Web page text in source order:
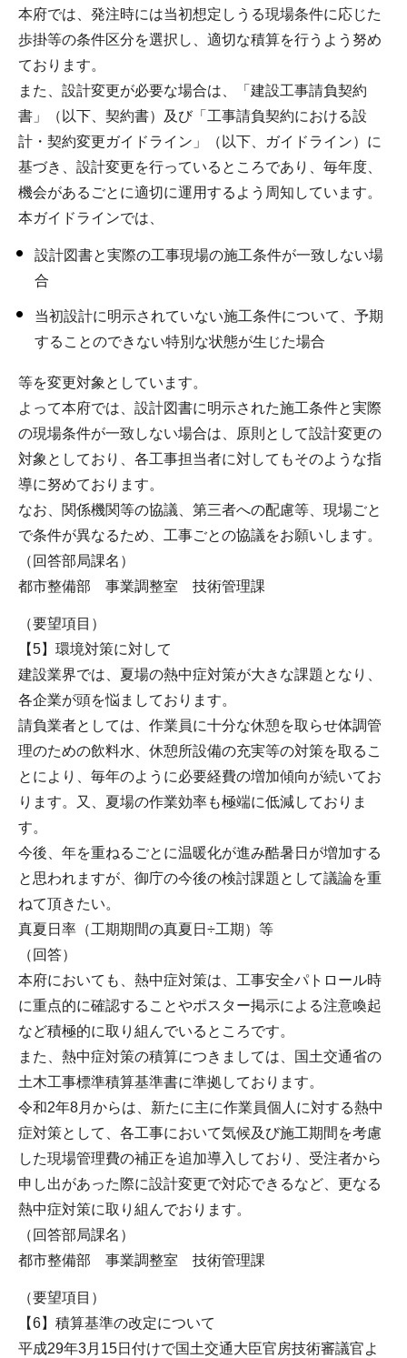
本府では、発注時には当初想定しうる現場条件に応じた
歩掛等の条件区分を選択し、適切な積算を行うよう努め
ております。
また、設計変更が必要な場合は、「建設工事請負契約
書」（以下、契約書）及び「工事請負契約における設
計・契約変更ガイドライン」（以下、ガイドライン）に
基づき、設計変更を行っているところであり、毎年度、
機会があるごとに適切に運用するよう周知しています。
本ガイドラインでは、
設計図書と実際の工事現場の施工条件が一致しない場
合
当初設計に明示されていない施工条件について、予期
することのできない特別な状態が生じた場合
等を変更対象としています。
よって本府では、設計図書に明示された施工条件と実際
の現場条件が一致しない場合は、原則として設計変更の
対象としており、各工事担当者に対してもそのような指
導に努めております。
なお、関係機関等の協議、第三者への配慮等、現場ごと
で条件が異なるため、工事ごとの協議をお願いします。
（回答部局課名）
都市整備部 事業調整室 技術管理課
（要望項目）
【5】環境対策に対して
建設業界では、夏場の熱中症対策が大きな課題となり、
各企業が頭を悩ましております。
請負業者としては、作業員に十分な休憩を取らせ体調管
理のための飲料水、休憩所設備の充実等の対策を取るこ
とにより、毎年のように必要経費の増加傾向が続いてお
ります。又、夏場の作業効率も極端に低減しておりま
す。
今後、年を重ねるごとに温暖化が進み酷暑日が増加する
と思われますが、御庁の今後の検討課題として議論を重
ねて頂きたい。
真夏日率（工期期間の真夏日÷工期）等
（回答）
本府においても、熱中症対策は、工事安全パトロール時
に重点的に確認することやポスター掲示による注意喚起
など積極的に取り組んでいるところです。
また、熱中症対策の積算につきましては、国土交通省の
土木工事標準積算基準書に準拠しております。
令和2年8月からは、新たに主に作業員個人に対する熱中
症対策として、各工事において気候及び施工期間を考慮
した現場管理費の補正を追加導入しており、受注者から
申し出があった際に設計変更で対応できるなど、更なる
熱中症対策に取り組んでおります。
（回答部局課名）
都市整備部 事業調整室 技術管理課
（要望項目）
【6】積算基準の改定について
平成29年3月15日付けで国土交通大臣官房技術審議官よ